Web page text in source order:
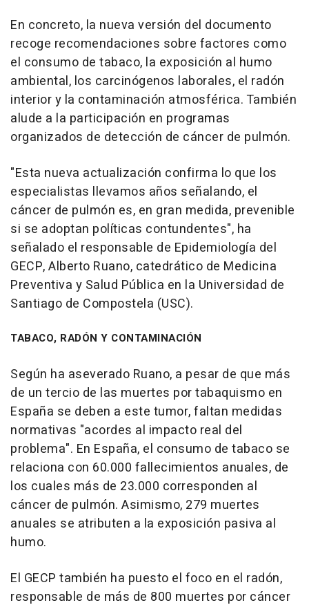
En concreto, la nueva versión del documento
recoge recomendaciones sobre factores como
el consumo de tabaco, la exposición al humo
ambiental, los carcinógenos laborales, el radón
interior y la contaminación atmosférica. También
alude a la participación en programas
organizados de detección de cáncer de pulmón.
"Esta nueva actualización confirma lo que los
especialistas llevamos años señalando, el
cáncer de pulmón es, en gran medida, prevenible
si se adoptan políticas contundentes", ha
señalado el responsable de Epidemiología del
GECP, Alberto Ruano, catedrático de Medicina
Preventiva y Salud Pública en la Universidad de
Santiago de Compostela (USC).
TABACO, RADÓN Y CONTAMINACIÓN
Según ha aseverado Ruano, a pesar de que más
de un tercio de las muertes por tabaquismo en
España se deben a este tumor, faltan medidas
normativas "acordes al impacto real del
problema". En España, el consumo de tabaco se
relaciona con 60.000 fallecimientos anuales, de
los cuales más de 23.000 corresponden al
cáncer de pulmón. Asimismo, 279 muertes
anuales se atributen a la exposición pasiva al
humo.
El GECP también ha puesto el foco en el radón,
responsable de más de 800 muertes por cáncer